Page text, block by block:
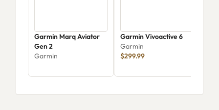
Garmin Marq Aviator
Gen 2
Garmin
Garmin Vivoactive 6
Garmin
$299.99